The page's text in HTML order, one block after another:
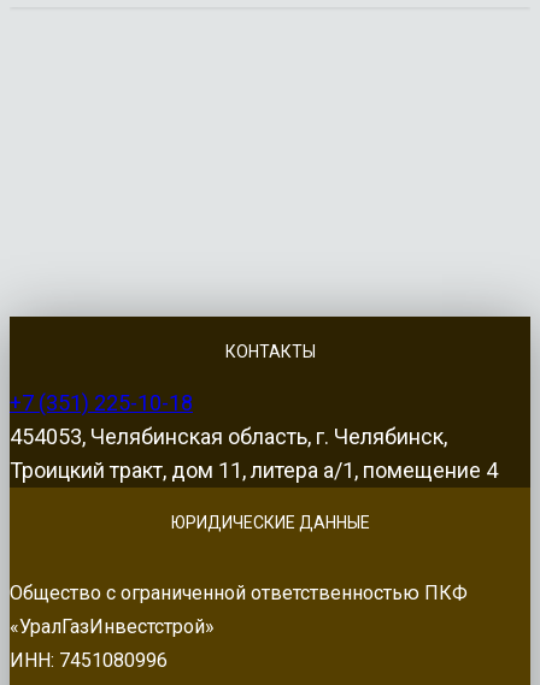
КОНТАКТЫ
+7 (351) 225-10-18
454053, Челябинская область, г. Челябинск,
Троицкий тракт, дом 11, литера а/1, помещение 4
ЮРИДИЧЕСКИЕ ДАННЫЕ
Общество с ограниченной ответственностью ПКФ
«УралГазИнвестстрой»
ИНН: 7451080996